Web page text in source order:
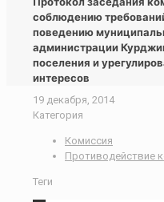
соблюдению
поведению
администрации
поселения и
интересов
19 декабря, 2014
Категория
Комиссия
Противодействие
Теги